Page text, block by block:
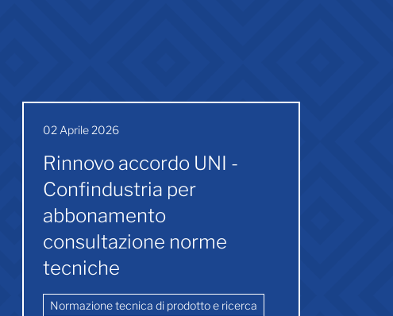
02 Aprile 2026
Rinnovo accordo UNI -
Confindustria per
abbonamento
consultazione norme
tecniche
Normazione tecnica di prodotto e ricerca